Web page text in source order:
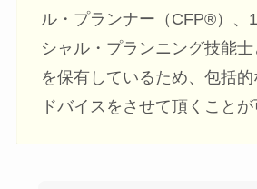
ル・プランナー（CFP®）、
シャル・プランニング技能
を保有しているため、包括
ドバイスをさせて頂くことが